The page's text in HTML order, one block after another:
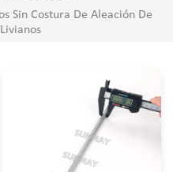
Sin Costura De Aleación De